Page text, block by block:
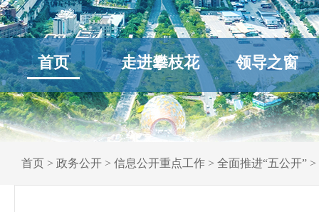
首页 走进攀枝花 领导之窗
首页 > 政务公开 > 信息公开重点工作 > 全面推进“五公开” >